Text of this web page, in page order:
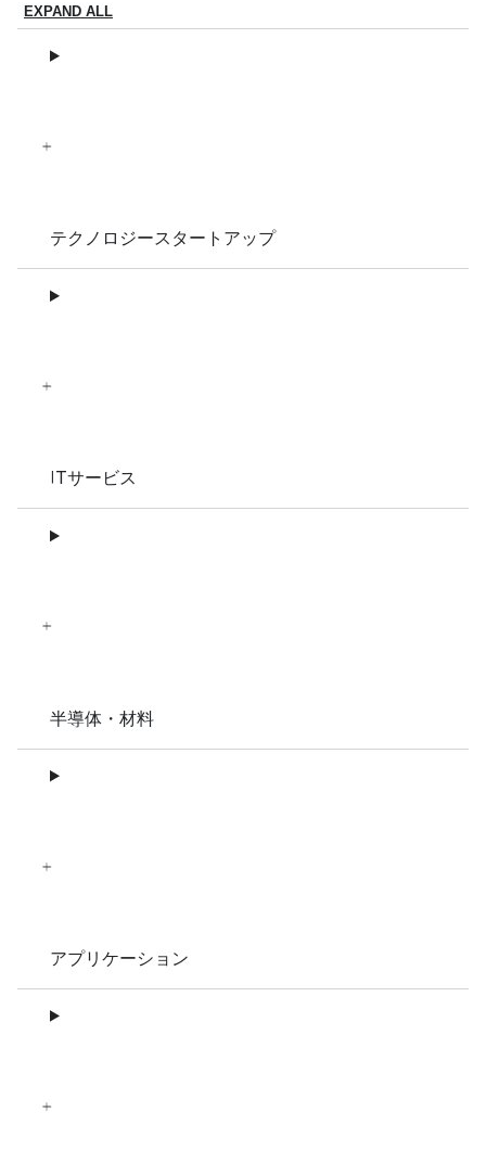
EXPAND ALL
テクノロジースタートアップ
ITサービス
半導体・材料
アプリケーション